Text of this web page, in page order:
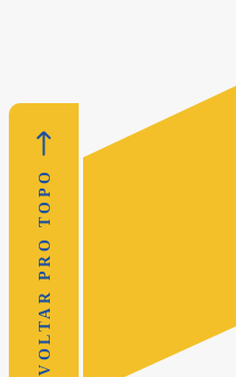
VOLTAR PRO TOPO